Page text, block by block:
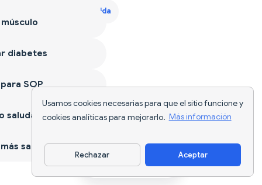
Usamos cookies necesarias para que el sitio funcione y
cookies analíticas para mejorarlo. Más información
Rechazar Aceptar
Seguimiento de Comida
Descargar app
diabetes
SOP
saludable
sano